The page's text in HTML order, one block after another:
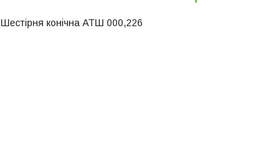
Шестірня конічна АТШ 000,226